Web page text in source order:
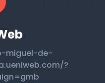
miguel-de-
?